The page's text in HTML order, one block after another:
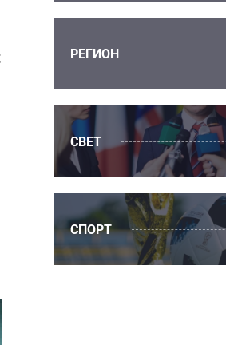
РЕГИОН
СВЕТ
СПОРТ